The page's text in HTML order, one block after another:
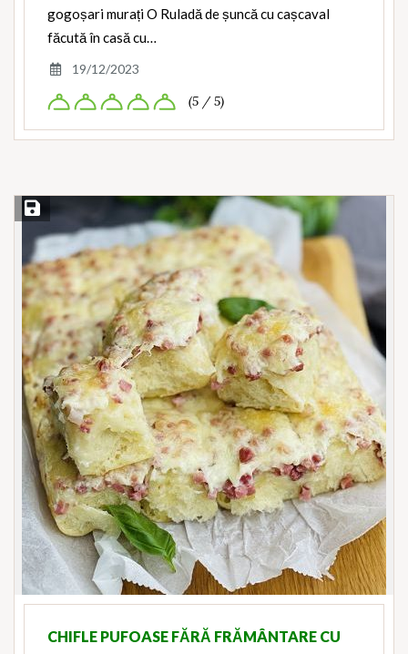
gogoșari murați O Ruladă de șuncă cu cașcaval
făcută în casă cu…
19/12/2023
(5 / 5)
Save Recipe
CHIFLE PUFOASE FĂRĂ FRĂMÂNTARE CU